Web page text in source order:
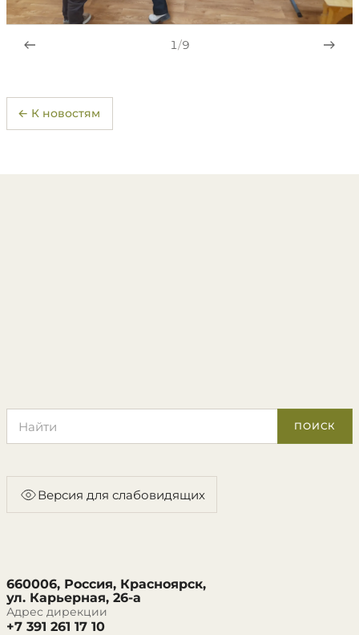
1/9
← К новостям
ПОИСК
Версия для слабовидящих
660006, Россия, Красноярск,
ул. Карьерная, 26-а
Адрес дирекции
+7 391 261 17 10